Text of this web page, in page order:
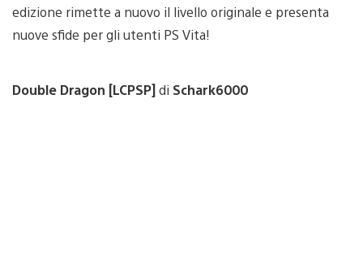
edizione rimette a nuovo il livello originale e presenta
nuove sfide per gli utenti PS Vita!
Double Dragon [LCPSP]di Schark6000